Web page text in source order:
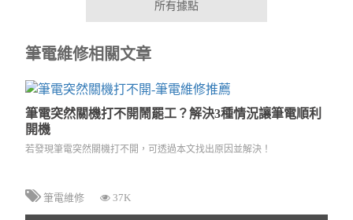
所有據點
筆電維修相關文章
筆電突然關機打不開鬧罷工？解決3種情況讓筆電順利
開機
若發現筆電突然關機打不開，可透過本文找出原因並解決！
筆電維修 37K